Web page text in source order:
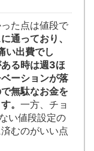
た点は値段で
通っており、
い出費でし
る時は週3ほ
ーションが落
無駄なお金を
。 一方、チョ
い値段設定の
むのがいい点